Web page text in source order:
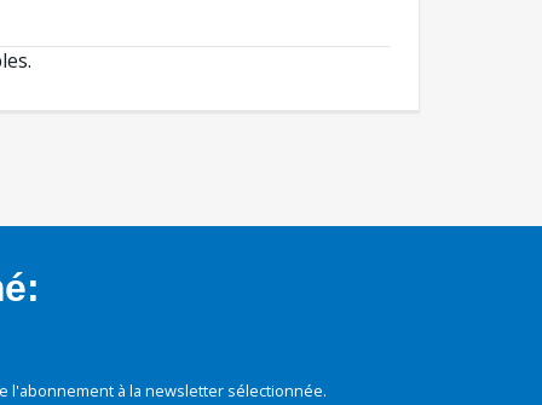
à la newsletter sélectionnée.